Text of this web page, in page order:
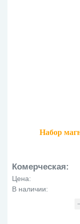
Набор
Комерческая:
Цена:
В наличии: